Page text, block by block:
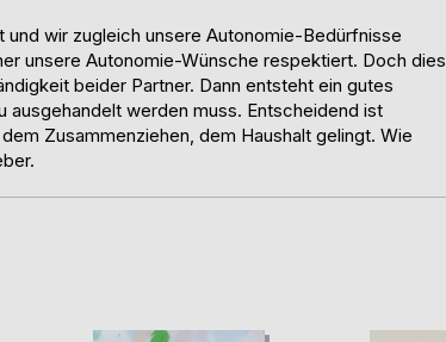
und wir zugleich unsere Autonomie-Bedürfnisse
unsere Autonomie-Wünsche respektiert. Doch dies
beider Partner. Dann entsteht ein gutes
ausgehandelt werden muss. Entscheidend ist
Zusammenziehen, dem Haushalt gelingt. Wie